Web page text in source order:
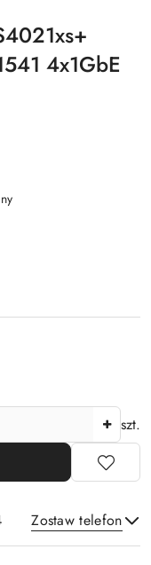
4x1GbE
szt.
Zostaw telefon